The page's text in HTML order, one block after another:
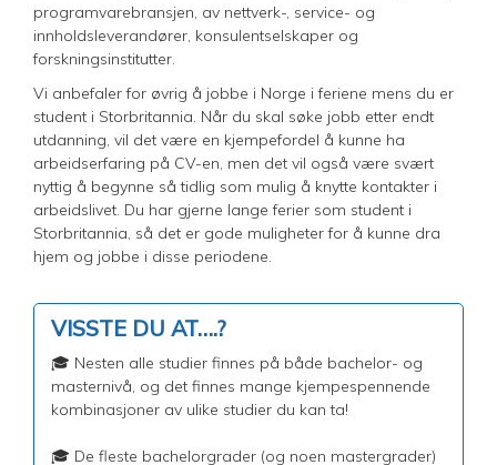
programvarebransjen, av nettverk-, service- og
innholdsleverandører, konsulentselskaper og
forskningsinstitutter.
Vi anbefaler for øvrig å jobbe i Norge i feriene mens du er
student i Storbritannia. Når du skal søke jobb etter endt
utdanning, vil det være en kjempefordel å kunne ha
arbeidserfaring på CV-en, men det vil også være svært
nyttig å begynne så tidlig som mulig å knytte kontakter i
arbeidslivet. Du har gjerne lange ferier som student i
Storbritannia, så det er gode muligheter for å kunne dra
hjem og jobbe i disse periodene.
VISSTE DU AT….?
🎓 Nesten alle studier finnes på både bachelor- og
masternivå, og det finnes mange kjempespennende
kombinasjoner av ulike studier du kan ta!
🎓 De fleste bachelorgrader (og noen mastergrader)